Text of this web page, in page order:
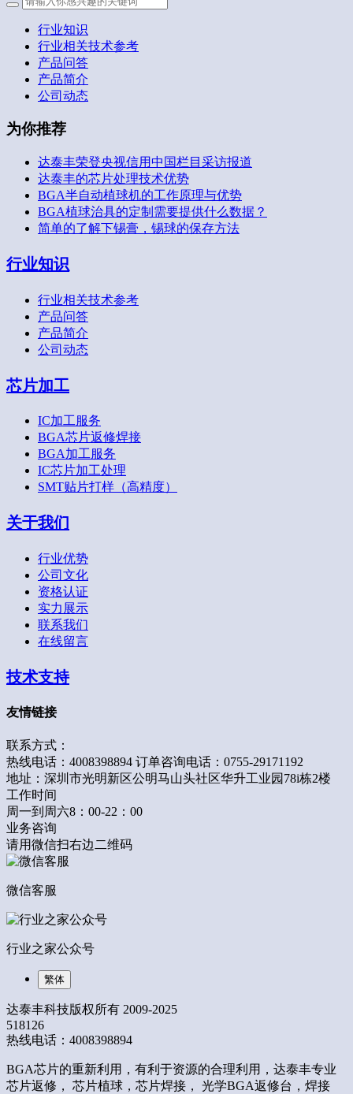
行业知识
行业相关技术参考
产品问答
产品简介
公司动态
为你推荐
达泰丰荣登央视信用中国栏目采访报道
达泰丰的芯片处理技术优势
BGA半自动植球机的工作原理与优势
BGA植球治具的定制需要提供什么数据？
简单的了解下锡膏，锡球的保存方法
行业知识
行业相关技术参考
产品问答
产品简介
公司动态
芯片加工
IC加工服务
BGA芯片返修焊接
BGA加工服务
IC芯片加工处理
SMT贴片打样（高精度）
关于我们
行业优势
公司文化
资格认证
实力展示
联系我们
在线留言
技术支持
友情链接
联系方式：
热线电话：4008398894 订单咨询电话：0755-29171192
地址：深圳市光明新区公明马山头社区华升工业园78i栋2楼
工作时间
周一到周六8：00-22：00
业务咨询
请用微信扫右边二维码
微信客服
行业之家公众号
繁体
达泰丰科技版权所有 2009-2025
518126
热线电话：4008398894
BGA芯片的重新利用，有利于资源的合理利用，达泰丰专业
芯片返修， 芯片植球，芯片焊接， 光学BGA返修台，焊接